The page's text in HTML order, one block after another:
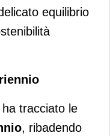
equilibrio
tracciato le
, ribadendo